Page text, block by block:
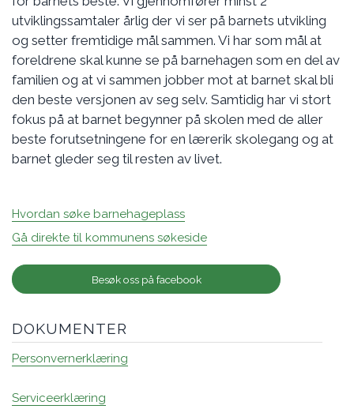
utviklingssamtaler årlig der vi ser på barnets utvikling
og setter fremtidige mål sammen. Vi har som mål at
foreldrene skal kunne se på barnehagen som en del av
familien og at vi sammen jobber mot at barnet skal bli
den beste versjonen av seg selv. Samtidig har vi stort
fokus på at barnet begynner på skolen med de aller
beste forutsetningene for en lærerik skolegang og at
barnet gleder seg til resten av livet.
Hvordan søke barnehageplass
Gå direkte til kommunens søkeside
Besøk oss på facebook
DOKUMENTER
Personvernerklæring
Serviceerklæring